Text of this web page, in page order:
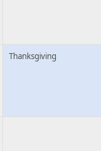
Thanksgiving